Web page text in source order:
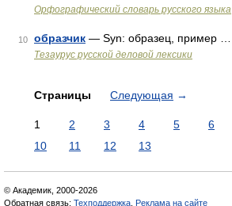
Орфографический словарь русского языка
10 образчик — Syn: образец, пример …
Тезаурус русской деловой лексики
Страницы Следующая →
1 2 3 4 5 6
10
11 12 13
© Академик, 2000-2026
Обратная связь: Техподдержка Реклама на сайте